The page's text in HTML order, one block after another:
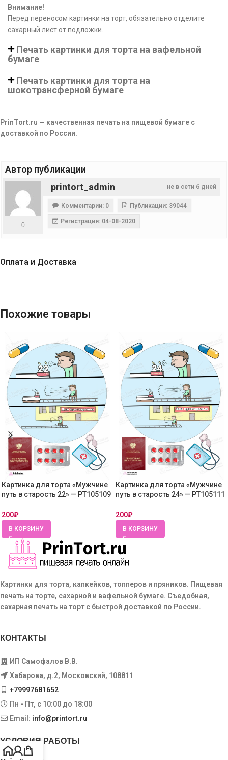
Внимание!
Перед переносом картинки на торт, обязательно отделите
сахарный лист от подложки.
Печать картинки для торта на вафельной
бумаге
Печать картинки для торта на
шокотрансферной бумаге
PrinTort.ru — качественная печать на пищевой бумаге с
доставкой по России.
Автор публикации
не в сети 6 дней
printort_admin
0
Комментарии: 0 Публикации: 39044
Регистрация: 04-08-2020
Оплата и Доставка
Похожие товары
Картинка для торта «Мужчине
путь в старость 22» — PT105109
200₽
В КОРЗИНУ
Картинка для торта «Мужчине
путь в старость 24» — PT105111
200₽
В КОРЗИНУ
Картинки для торта, капкейков, топперов и пряников. Пищевая
печать на торте, сахарной и вафельной бумаге. Съедобная,
сахарная печать на торт с быстрой доставкой по России.
КОНТАКТЫ
ИП Самофалов В.В.
Хабарова, д.2, Московский, 108811
+79997681652
Пн - Пт, с 10:00 до 18:00
Email: info@printort.ru
УСЛОВИЯ РАБОТЫ